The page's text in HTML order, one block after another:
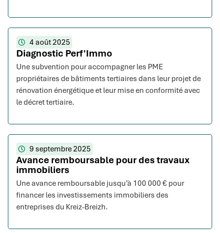
4 août 2025
Diagnostic Perf'Immo
Une subvention pour accompagner les PME
propriétaires de bâtiments tertiaires dans leur projet de
rénovation énergétique et leur mise en conformité avec
le décret tertiaire.
9 septembre 2025
Avance remboursable pour des travaux
immobiliers
Une avance remboursable jusqu’à 100 000 € pour
financer les investissements immobiliers des
entreprises du Kreiz-Breizh.